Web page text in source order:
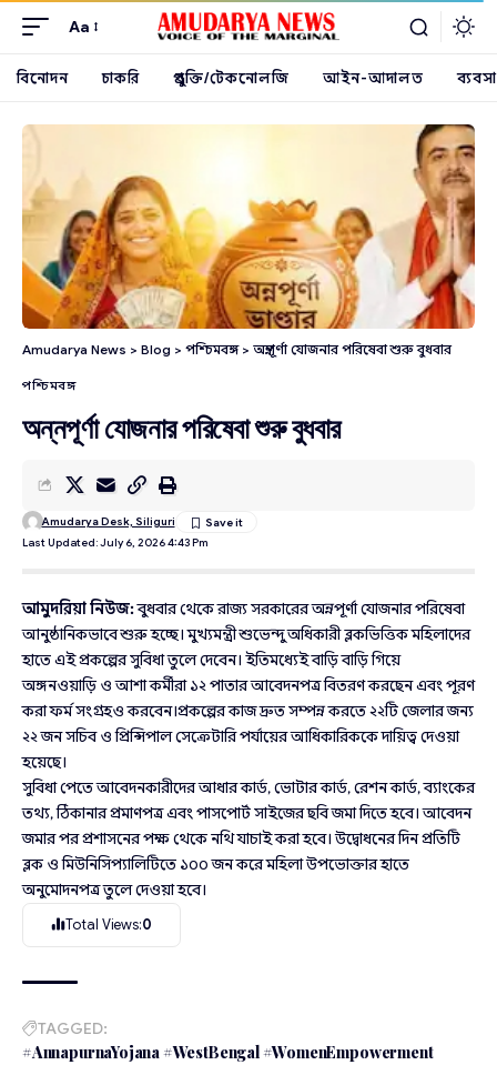
Aa
বিনোদন চাকরি প্রযুক্তি/টেকনোলজি আইন-আদালত ব্যবসা
Amudarya News > Blog > পশ্চিমবঙ্গ> অন্নপূর্ণা যোজনার পরিষেবা শুরু বুধবার
পশ্চিমবঙ্গ
অন্নপূর্ণা যোজনার পরিষেবা শুরু বুধবার
Last Updated: July 6, 2026 4:43 Pm
Amudarya Desk, Siliguri
আমুদরিয়া নিউজ:বুধবার থেকে রাজ্য সরকারের অন্নপূর্ণা যোজনার পরিষেবা
আনুষ্ঠানিকভাবে শুরু হচ্ছে। মুখ্যমন্ত্রী শুভেন্দু অধিকারী ব্লকভিত্তিক মহিলাদের
হাতে এই প্রকল্পের সুবিধা তুলে দেবেন। ইতিমধ্যেই বাড়ি বাড়ি গিয়ে
অঙ্গনওয়াড়ি ও আশা কর্মীরা ১২ পাতার আবেদনপত্র বিতরণ করছেন এবং পূরণ
করা ফর্ম সংগ্রহও করবেন।প্রকল্পের কাজ দ্রুত সম্পন্ন করতে ২২টি জেলার জন্য
২২ জন সচিব ও প্রিন্সিপাল সেক্রেটারি পর্যায়ের আধিকারিককে দায়িত্ব দেওয়া
হয়েছে।
সুবিধা পেতে আবেদনকারীদের আধার কার্ড, ভোটার কার্ড, রেশন কার্ড, ব্যাংকের
তথ্য, ঠিকানার প্রমাণপত্র এবং পাসপোর্ট সাইজের ছবি জমা দিতে হবে। আবেদন
জমার পর প্রশাসনের পক্ষ থেকে নথি যাচাই করা হবে। উদ্বোধনের দিন প্রতিটি
ব্লক ও মিউনিসিপ্যালিটিতে ১০০ জন করে মহিলা উপভোক্তার হাতে
অনুমোদনপত্র তুলে দেওয়া হবে।
Total Views:0
TAGGED:
#AnnapurnaYojana #WestBengal #WomenEmpowerment